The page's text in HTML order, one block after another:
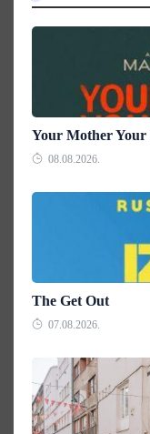
Your Mother
08.08.2026.
The Get Out
07.08.2026.